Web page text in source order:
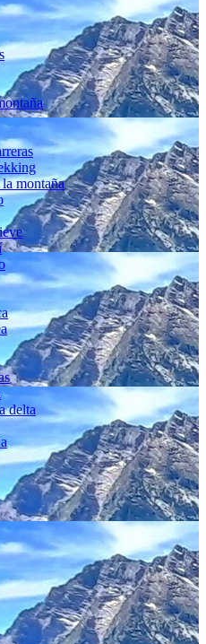
montaña
delta